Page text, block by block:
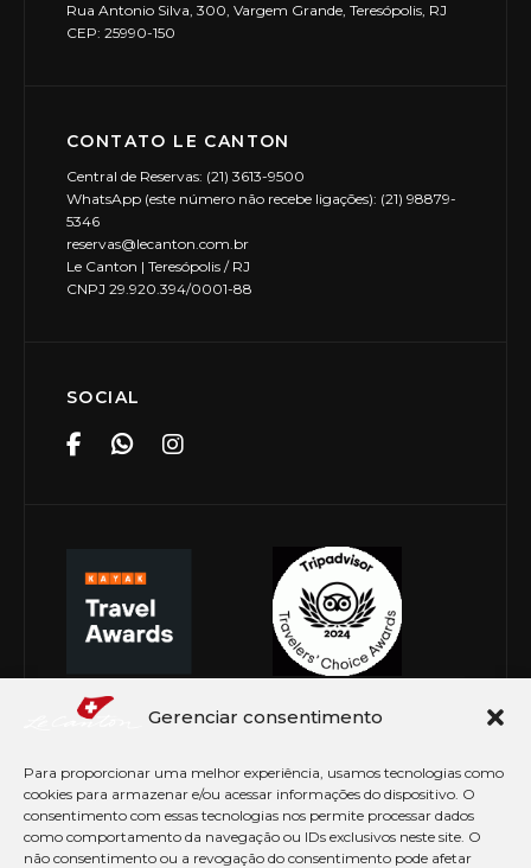
Gerenciar consentimento
Para proporcionar uma melhor experiência, usamos tecnologias como
cookies para armazenar e/ou acessar informações do dispositivo. O
consentimento com essas tecnologias nos permite processar dados
como comportamento da navegação ou IDs exclusivos neste site. O
não consentimento ou a revogação do consentimento pode afetar
Rua Antonio Silva, 300, Vargem Grande, Teresópolis, RJ
CEP: 25990-150
CONTATO LE CANTON
Central de Reservas: (21) 3613-9500
WhatsApp (este número não recebe ligações): (21) 98879-
5346
reservas@lecanton.com.br
Le Canton | Teresópolis / RJ
CNPJ 29.920.394/0001-88
SOCIAL